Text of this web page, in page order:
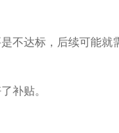
不达标，后续可能就
补贴。